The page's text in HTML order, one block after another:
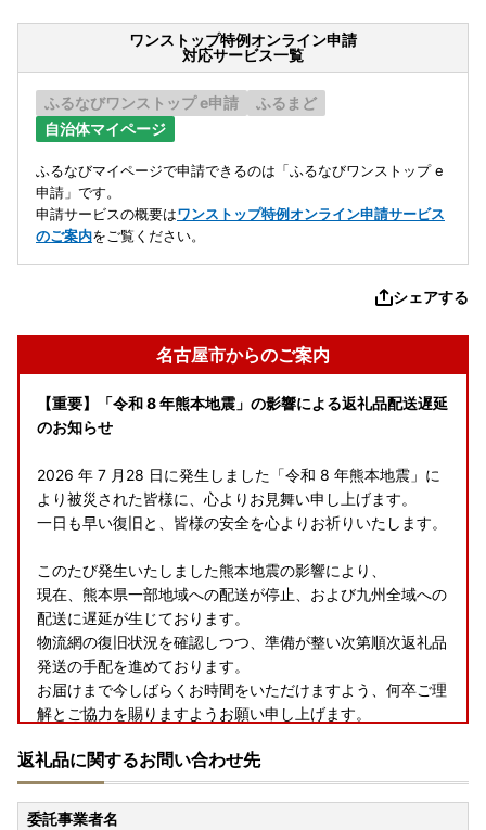
ワンストップ特例オンライン申請
対応サービス一覧
ふるなびワンストップ e申請
ふるまど
自治体マイページ
ふるなびマイページで申請できるのは「ふるなびワンストップ e
申請」です。
申請サービスの概要はワンストップ特例オンライン申請サービス
のご案内をご覧ください。
シェアする
名古屋市からのご案内
【重要】「令和 8 年熊本地震」の影響による返礼品配送遅延
のお知らせ
2026 年 7 月28 日に発生しました「令和 8 年熊本地震」に
より被災された皆様に、心よりお見舞い申し上げます。
一日も早い復旧と、皆様の安全を心よりお祈りいたします。
このたび発生いたしました熊本地震の影響により、
現在、熊本県一部地域への配送が停止、および九州全域への
配送に遅延が生じております。
物流網の復旧状況を確認しつつ、準備が整い次第順次返礼品
発送の手配を進めております。
お届けまで今しばらくお時間をいただけますよう、何卒ご理
解とご協力を賜りますようお願い申し上げます。
返礼品に関するお問い合わせ先
委託事業者名